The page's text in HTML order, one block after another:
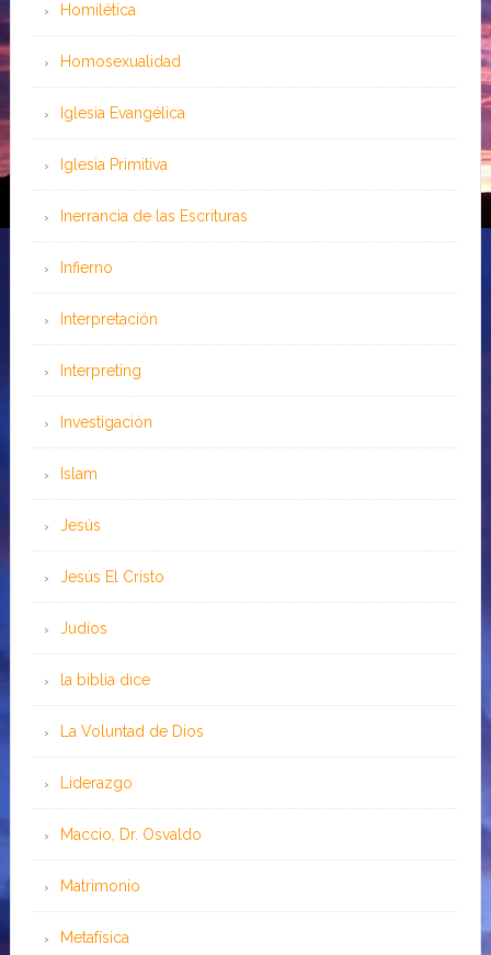
Homilética
Homosexualidad
Iglesia Evangélica
Iglesia Primitiva
Inerrancia de las Escrituras
Infierno
Interpretación
Interpreting
Investigación
Islam
Jesús
Jesús El Cristo
Judíos
la biblia dice
La Voluntad de Dios
Liderazgo
Maccio, Dr. Osvaldo
Matrimonio
Metafísica